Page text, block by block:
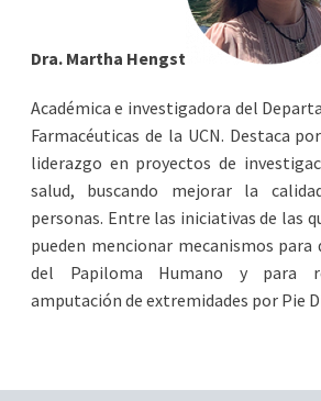
Dra. Martha Hengst
Académica e investigadora del
Farmacéuticas de la UCN. Destaca
liderazgo en proyectos de
salud, buscando mejorar la
personas. Entre las iniciativas de las
pueden mencionar mecanismos para
del Papiloma Humano y para
amputación de extremidades por Pie